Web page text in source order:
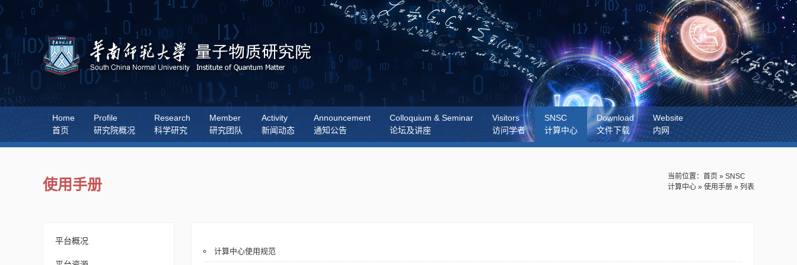
Home
首页
Profile
研究院概况
Research
科学研究
Member
研究团队
Activity
新闻动态
Announcement
通知公告
Colloquium & Seminar
论坛及讲座
Visitors
访问学者
SNSC
计算中心
Download
文件下载
Website
内网
当前位置： 首页 » SNSC
计算中心 » 使用手册 » 列表
使用手册
平台概况
计算中心使用规范